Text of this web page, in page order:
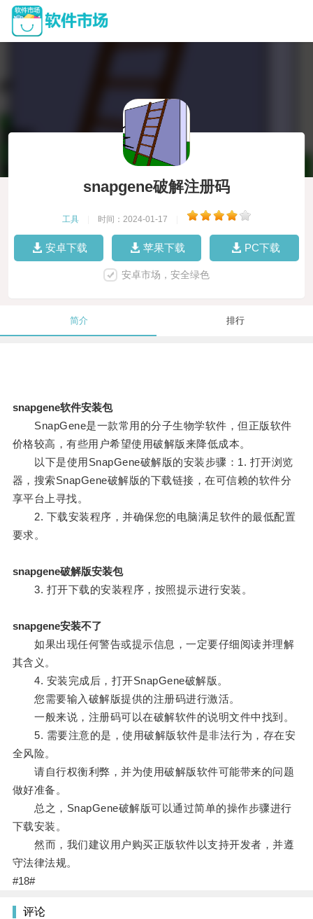
snapgene破解注册码
工具 时间：2024-01-17
安卓下载 苹果下载 PC下载
安卓市场，安全绿色
简介 排行
snapgene软件安装包
SnapGene是一款常用的分子生物学软件，但正版软件
价格较高，有些用户希望使用破解版来降低成本。
以下是使用SnapGene破解版的安装步骤：1. 打开浏览
器，搜索SnapGene破解版的下载链接，在可信赖的软件分
享平台上寻找。
2. 下载安装程序，并确保您的电脑满足软件的最低配置
要求。
snapgene破解版安装包
3. 打开下载的安装程序，按照提示进行安装。
snapgene安装不了
如果出现任何警告或提示信息，一定要仔细阅读并理解
其含义。
4. 安装完成后，打开SnapGene破解版。
您需要输入破解版提供的注册码进行激活。
一般来说，注册码可以在破解软件的说明文件中找到。
5. 需要注意的是，使用破解版软件是非法行为，存在安
全风险。
请自行权衡利弊，并为使用破解版软件可能带来的问题
做好准备。
总之，SnapGene破解版可以通过简单的操作步骤进行
下载安装。
然而，我们建议用户购买正版软件以支持开发者，并遵
守法律法规。
#18#
评论